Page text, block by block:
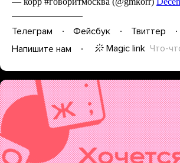
Телеграм Фейсбук Твиттер
Напишите нам
Magic link Что-